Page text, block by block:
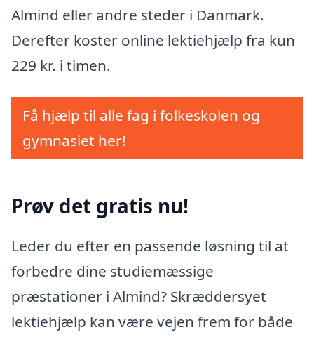
Almind eller andre steder i Danmark.
Derefter koster online lektiehjælp fra kun
229 kr. i timen.
Få hjælp til alle fag i folkeskolen og
gymnasiet her!
Prøv det gratis nu!
Leder du efter en passende løsning til at
forbedre dine studiemæssige
præstationer i Almind? Skræddersyet
lektiehjælp kan være vejen frem for både